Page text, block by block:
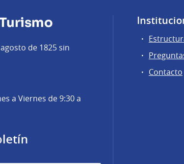
de 1825 sin
a Viernes de 9:30 a
Contacto